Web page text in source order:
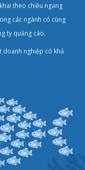
theo chiều ngang
các ngành có cùng
ty quảng cáo.
doanh nghiệp có khả